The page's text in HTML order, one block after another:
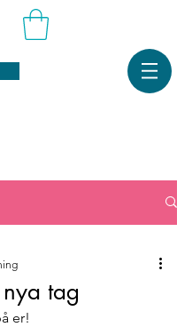
tag
er!